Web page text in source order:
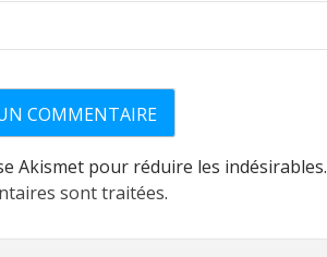
Akismet pour réduire les indésirables.
sont traitées.